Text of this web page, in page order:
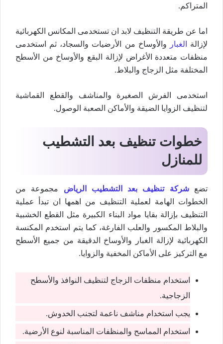
المتراكم.
اما عن طريقة التنظيف لابد ان تستخدمى المكانس الكهربائية
لإزالة
الغبار
والأوساخ من الأرضيات والسجاد، ثم استخدمى
منظفات متعددة الأغراض لإزالة البقع والأوساخ من الأسطح
المختلفة مثل الزجاج والبلاط.
استخدمى الفرش الصغيرة والمناشف والقطع القماشية
لتنظيف الزوايا الضيقة والأماكن الصعبة الوصول.
خطوات تنظيف بعد التشطيب
للمنازل
تضعشركة تنظيف بعد التشطيب الرياض مجموعة من
الخطوات الهامة لعملية التنظيف من اهمها ان تبدأ عملية
التنظيف بإزالة بقايا مواد البناء الكبيرة مثل القطع الخشبية
والبلاط المكسور والعلب الفارغة، كما يتم استخدم المكنسة
الكهربائية لإزالة الغبار والأوساخ الدقيقة من جميع الأسطح
مع التركيز على الأماكن المخفية والزوايا.
استخدام منظفات الزجاج لتنظيف النوافذ والأسطح
الزجاجية.
يجب استخدام مناشف ناعمة لتجنب الخدوش.
استخدام المماسح والمنظفات المناسبة لنوع الأرضية.